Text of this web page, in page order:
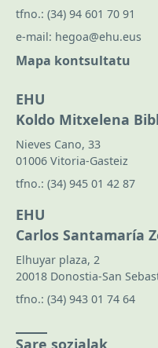
tfno.: (34) 94 601 70 91
e-mail: hegoa@ehu.eus
Mapa kontsultatu
EHU
Koldo Mitxelena
Nieves Cano, 33
01006 Vitoria-Gasteiz
tfno.: (34) 945 01 42 87
EHU
Carlos Santamaría
Elhuyar plaza, 2
20018 Donostia-San
tfno.: (34) 943 01 74 64